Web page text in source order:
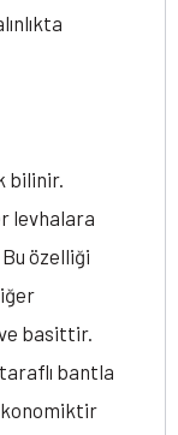
bilinir.
levhalara
özelliği
basittir.
bantla